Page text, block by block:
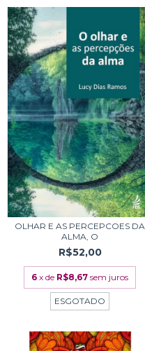
OLHAR E AS PERCEPCOES DA
ALMA, O
R$52,00
6 x de R$8,67 sem juros
ESGOTADO